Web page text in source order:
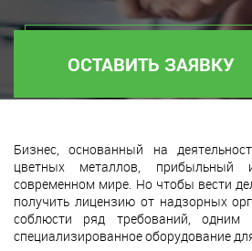
ОСТАВИТЬ ЗАЯВКУ
Бизнес, основанный на
цветных металлов, прибыльный
современном мире. Но чтобы вести
получить лицензию от надзорных
соблюсти ряд требований, одним
специализированное оборудование